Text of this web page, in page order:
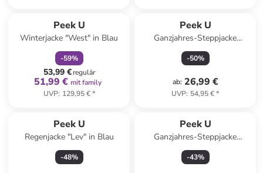
Peek U
Winterjacke "West" in Blau
-59%
53,99 €regulär
51,99 € mit family
UVP: 129,95 €*
Peek U
Ganzjahres-Steppjacke
"Caspian" in Blau
-50%
ab: 26,99 €
UVP: 54,95 €*
Peek U
Regenjacke "Lev" in Blau
-48%
Peek U
Ganzjahres-Steppjacke
"Oceana" in Pink
-43%